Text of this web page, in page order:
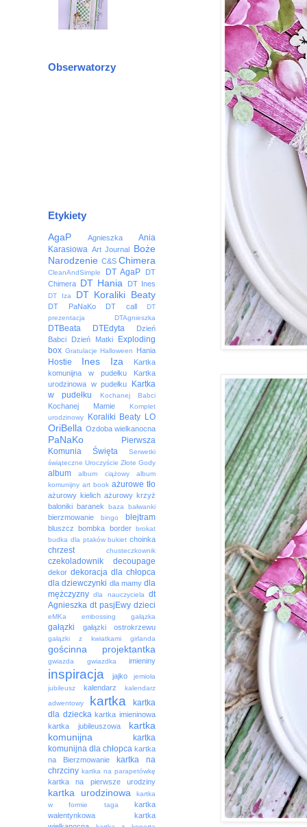
Obserwatorzy
Etykiety
AgaP Agnieszka
Ania
Karasiowa Art Journal
Boże
Narodzenie C&S Chimera
CleanAndSimple DT AgaP
DT
Chimera DT Hania DT Ines
DT Iza DT Koraliki Beaty
DT PaNaKo DT call
DT
prezentacja
DTAgnieszka
DTBeata DTEdyta
Dzień
Babci
Dzień Matki
Exploding
box Gratulacje Halloween Hania
Hostie Ines Iza
Kartka
komunijna w pudełku
Kartka
urodzinowa w pudełku
Kartka
w pudełku
Kochanej Babci
Kochanej Mamie
Komplet
urodzinowy
Koraliki Beaty LO
OriBella Ozdoba wielkanocna
PaNaKo
Pierwsza
Komunia Święta
Serwetki
świąteczne Uroczyście Złote Gody
album album ciążowy
album
komunijny art book ażurowe tło
ażurowy kielich ażurowy krzyż
baloniki baranek baza bałwanki
bierzmowanie bingo blejtram
bluszcz bombka border brokat
budka dla ptaków bukiet choinka
chrzest chusteczkownik
czekoladownik decoupage
dekor dekoracja dla chłopca
dla dziewczynki dla mamy dla
mężczyzny dla nauczyciela dt
Agnieszka dt pasjEwy dzieci
eMKa embossing gałązka
gałązki gałązki ostrokrzewu
gałązki z kwiatkami girlanda
gościnna projektantka
gwiazda gwiazdka imieniny
inspiracja jajko
jemioła
jubileusz
kalendarz
kalendarz
adwentowy
kartka
kartka
dla dziecka kartka imieninowa
kartka jubileuszowa
kartka
komunijna
kartka
komunijna dla chłopca kartka
na Bierzmowanie
kartka na
chrzciny kartka na parapetówkę
kartka na pierwsze urodziny
kartka urodzinowa
kartka
w formie taga
kartka
walentynkowa
kartka